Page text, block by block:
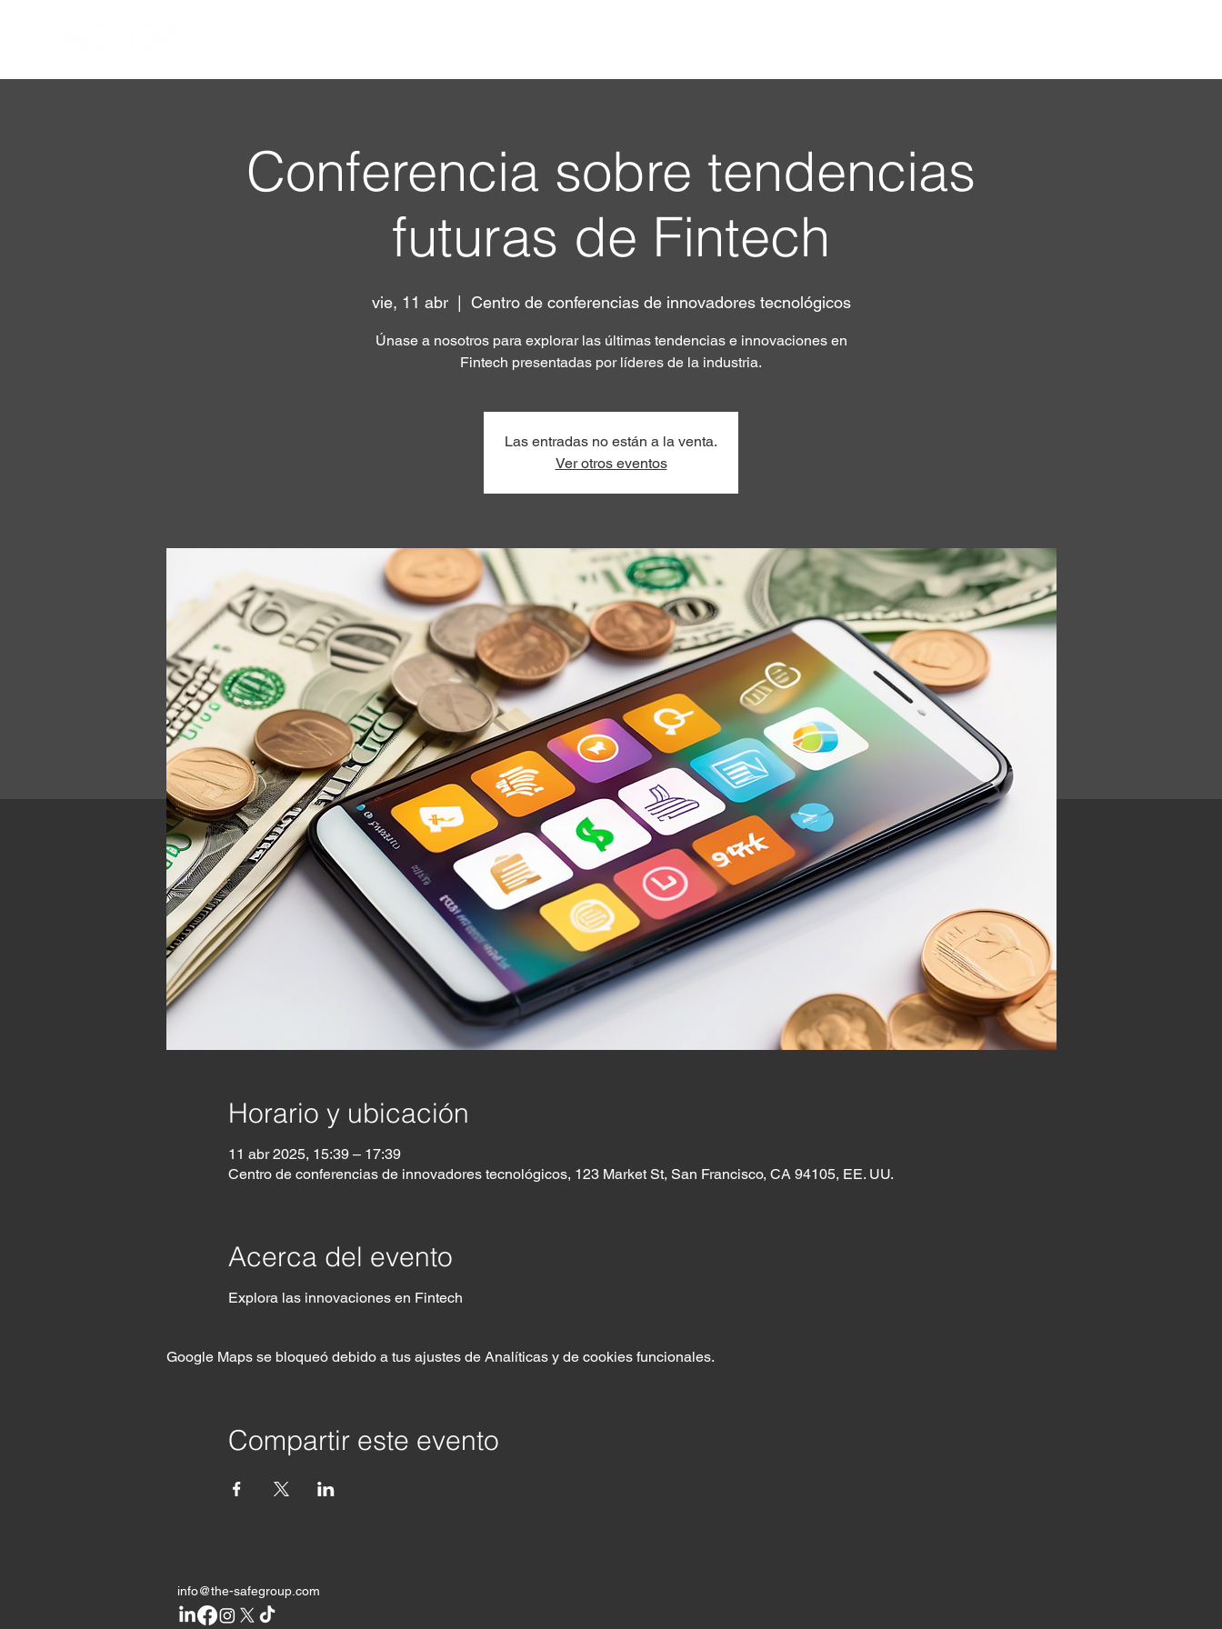
Conferencia sobre tendencias
futuras de Fintech
vie, 11 abr
  |
Centro de conferencias de innovadores tecnológicos
Únase a nosotros para explorar las últimas tendencias e innovaciones en
Fintech presentadas por líderes de la industria.
Las entradas no están a la venta.
Ver otros eventos
Horario y ubicación
11 abr 2025, 15:39 – 17:39
Centro de conferencias de innovadores tecnológicos, 123 Market St, San Francisco, CA 94105, EE. UU.
Acerca del evento
Explora las innovaciones en Fintech
Google Maps se bloqueó debido a tus ajustes de Analíticas y de cookies funcionales.
Compartir este evento
info@the-safegroup.com